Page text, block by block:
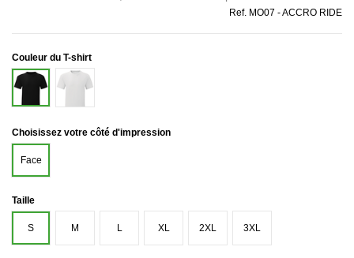
Ref. MO07 - ACCRO RIDE
Couleur du T-shirt
Noir
Blanc
Choisissez votre côté d'impression
Face
Taille
S M L XL 2XL 3XL